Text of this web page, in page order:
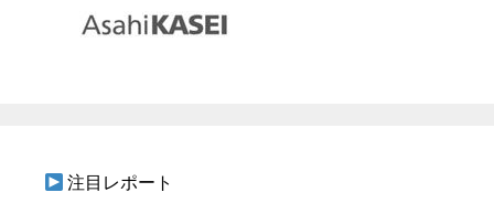
注目レポート